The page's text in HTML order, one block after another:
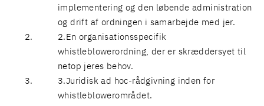
implementering og den løbende administration
og drift af ordningen i samarbejde med jer.
Enorganisationsspecifik
whistleblowerordning, der er skræddersyet til
netop jeres behov.
Juridisk ad hoc-rådgivning inden for
whistleblowerområdet.